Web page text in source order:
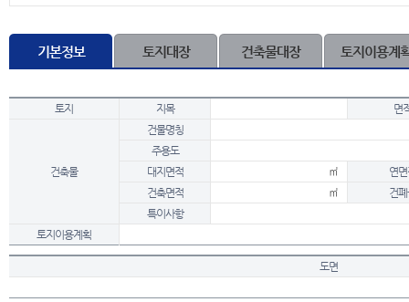
기본정보 토지대장 건축물대장 토지이용계
토지 지목 면
건축물
건물명칭
주용도
대지면적
㎡
연
건축면적
㎡
건
특이사항
토지이용계획
도면